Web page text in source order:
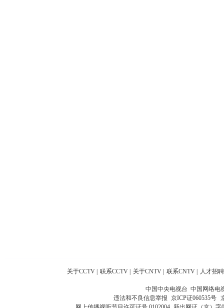
关于CCTV 联系CCTV 关于CNTV 联系CNTV 人才招聘
中国中央电视台 中国网络电
违法和不良信息举报 京ICP证060535号